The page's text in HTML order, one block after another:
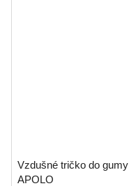
Vzdušné tričko do gumy
APOLO